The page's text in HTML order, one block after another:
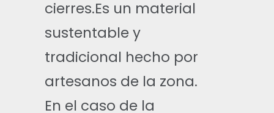
cierres.Es un material
sustentable y
tradicional hecho por
artesanos de la zona.
En el caso de la